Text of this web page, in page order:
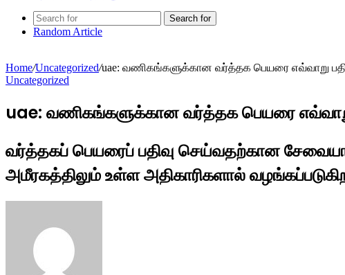
Search for
Random Article
Home/Uncategorized/uae: வணிகங்களுக்கான வர்த்தக பெயரை எவ்வாறு
Uncategorized
uae: வணிகங்களுக்கான வர்த்தக பெயரை
வர்த்தகப் பெயரைப் பதிவு செய்வதற்கான
அமீரகத்திலும் உள்ள அதிகாரிகளால்